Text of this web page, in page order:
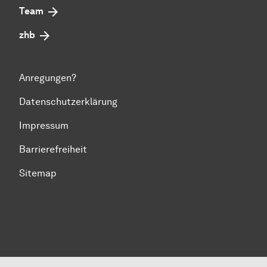
Team
zhb
Anregungen?
Datenschutzerklärung
Impressum
Barrierefreiheit
Sitemap